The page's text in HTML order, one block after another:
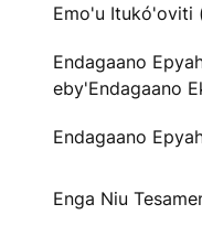
Emo'u Itukó'oviti
Endagaano
eby'Endagaano
Endagaano
Enga Niu